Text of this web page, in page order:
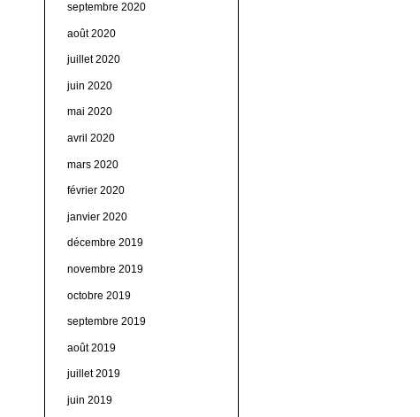
septembre 2020
août 2020
juillet 2020
juin 2020
mai 2020
avril 2020
mars 2020
février 2020
janvier 2020
décembre 2019
novembre 2019
octobre 2019
septembre 2019
août 2019
juillet 2019
juin 2019